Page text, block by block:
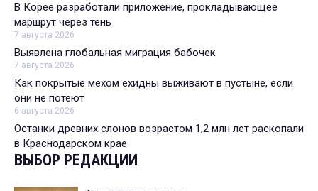
В Корее разработали приложение, прокладывающее
маршрут через тень
7 августа 2026
Выявлена глобальная миграция бабочек
7 августа 2026
Как покрытые мехом ехидны выживают в пустыне, если
они не потеют
6 августа 2026
Останки древних слонов возрастом 1,2 млн лет раскопали
в Краснодарском крае
ВЫБОР РЕДАКЦИИ